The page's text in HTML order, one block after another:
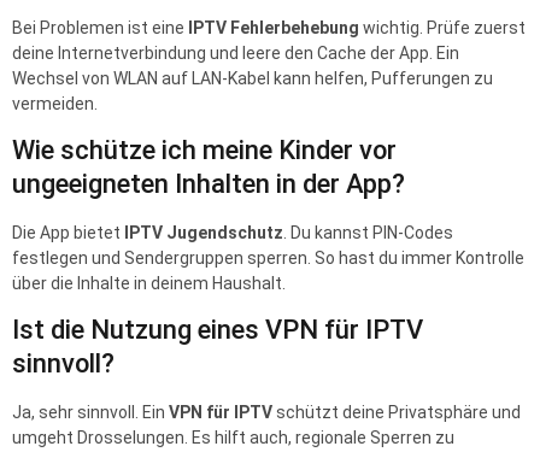
Bei Problemen ist eine IPTV Fehlerbehebung wichtig. Prüfe zuerst
deine Internetverbindung und leere den Cache der App. Ein
Wechsel von WLAN auf LAN-Kabel kann helfen, Pufferungen zu
vermeiden.
Wie schütze ich meine Kinder vor
ungeeigneten Inhalten in der App?
Die App bietet IPTV Jugendschutz . Du kannst PIN-Codes
festlegen und Sendergruppen sperren. So hast du immer Kontrolle
über die Inhalte in deinem Haushalt.
Ist die Nutzung eines VPN für IPTV
sinnvoll?
Ja, sehr sinnvoll. Ein VPN für IPTVschützt deine Privatsphäre und
umgeht Drosselungen. Es hilft auch, regionale Sperren zu